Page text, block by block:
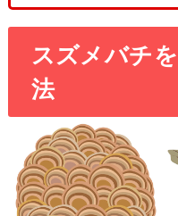
スズメバチ
法